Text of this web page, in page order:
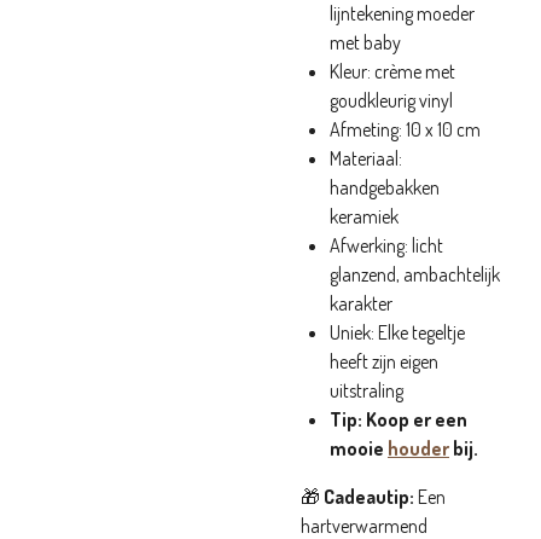
lijntekening moeder
met baby
Kleur: crème met
goudkleurig vinyl
Afmeting: 10 x 10 cm
Materiaal:
handgebakken
keramiek
Afwerking: licht
glanzend, ambachtelijk
karakter
Uniek: Elke tegeltje
heeft zijn eigen
uitstraling
Tip: Koop er een
mooie houder bij.
🎁 Cadeautip: Een
hartverwarmend